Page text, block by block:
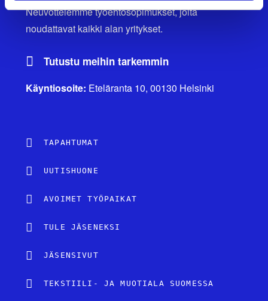
Neuvottelemme työehtosopimukset, joita
noudattavat kaikki alan yritykset.
Tutustu meihin tarkemmin
Käyntiosoite: Eteläranta 10, 00130 Helsinki
TAPAHTUMAT
UUTISHUONE
AVOIMET TYÖPAIKAT
TULE JÄSENEKSI
JÄSENSIVUT
TEKSTIILI- JA MUOTIALA SUOMESSA